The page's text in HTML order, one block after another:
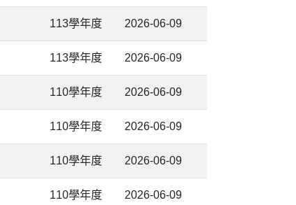
113學年度 2026-06-09
113學年度 2026-06-09
110學年度 2026-06-09
110學年度 2026-06-09
110學年度 2026-06-09
110學年度 2026-06-09